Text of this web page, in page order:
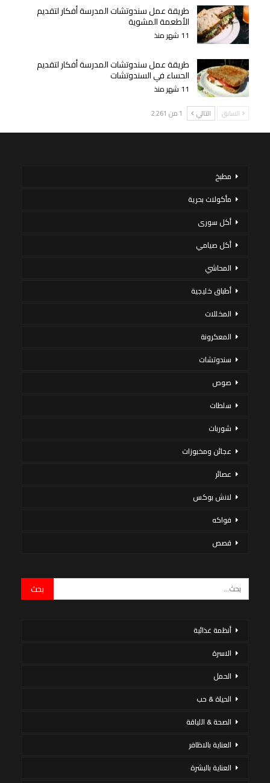
طريقة عمل سندوتشات المدرسة أفكار لتقديم
الأطعمة المشوية
11 شهر منذ
طريقة عمل سندوتشات المدرسة أفكار لتقديم
الحساء في السندوتشات
11 شهر منذ
السابق التالي 1 من 2٬261
مطبخ
مأكولات بحرية
أكل سورى
أكل صيامي
المحاشي
أطباق خليجية
المخللات
المعكرونة
سندوتشات
صوص
سلطات
شوربات
عجائن ومخبوزات
عصائر
لانش بوكس
فواكه
قصص
أنظمة غذائية
الاسرة
الحمل
الحياة & حب
الصحة & اللياقة
العناية بالاظافر
العناية بالبشرة